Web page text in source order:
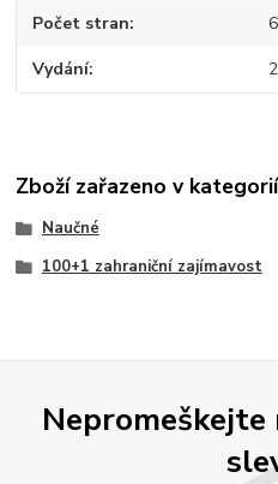
Počet stran
Vydání
Zboží zařazeno v
Naučné
100+1 zahraniční zajímavost
Nepromeškejte